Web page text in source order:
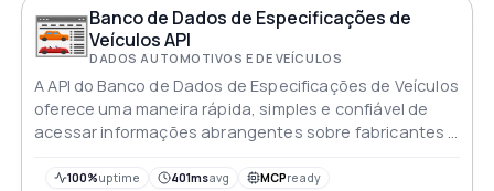
Banco de Dados de Especificações de
Veículos API
DADOS AUTOMOTIVOS E DE VEÍCULOS
A API do Banco de Dados de Especificações de Veículos
oferece uma maneira rápida, simples e confiável de
acessar informações abrangentes sobre fabricantes e
API contém dados sobre quase todas as marcas e
100%uptime 401msavg MCPready